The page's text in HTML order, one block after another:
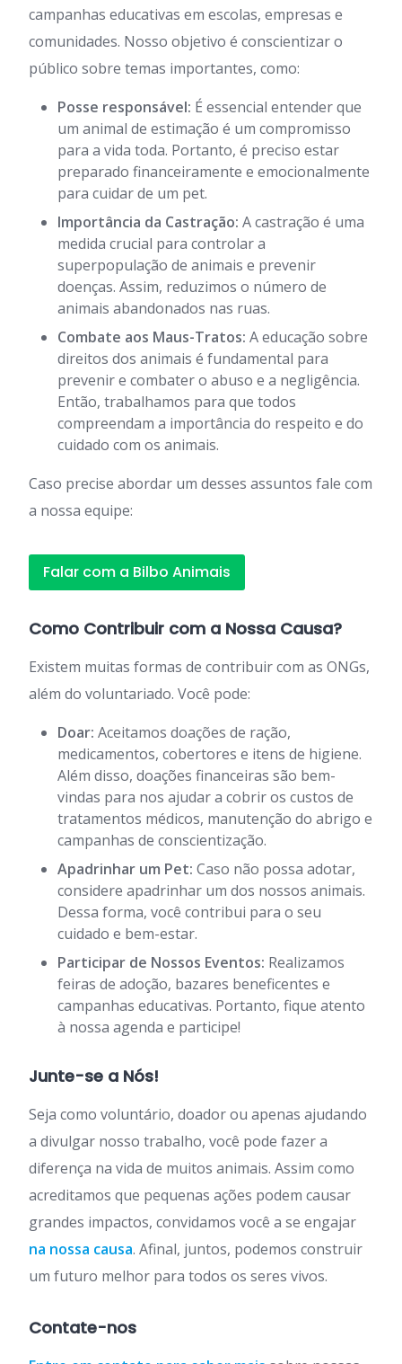
campanhas educativas em escolas, empresas e
comunidades. Nosso objetivo é conscientizar o
público sobre temas importantes, como:
Posse responsável: É essencial entender que
um animal de estimação é um compromisso
para a vida toda. Portanto, é preciso estar
preparado financeiramente e emocionalmente
para cuidar de um pet.
Importância da Castração: A castração é uma
medida crucial para controlar a
superpopulação de animais e prevenir
doenças. Assim, reduzimos o número de
animais abandonados nas ruas.
Combate aos Maus-Tratos: A educação sobre
direitos dos animais é fundamental para
prevenir e combater o abuso e a negligência.
Então, trabalhamos para que todos
compreendam a importância do respeito e do
cuidado com os animais.
Caso precise abordar um desses assuntos fale com
a nossa equipe:
Falar com a Bilbo Animais
Como Contribuir com a Nossa Causa?
Existem muitas formas de contribuir com as ONGs,
além do voluntariado. Você pode:
Doar: Aceitamos doações de ração,
medicamentos, cobertores e itens de higiene.
Além disso, doações financeiras são bem-
vindas para nos ajudar a cobrir os custos de
tratamentos médicos, manutenção do abrigo e
campanhas de conscientização.
Apadrinhar um Pet: Caso não possa adotar,
considere apadrinhar um dos nossos animais.
Dessa forma, você contribui para o seu
cuidado e bem-estar.
Participar de Nossos Eventos: Realizamos
feiras de adoção, bazares beneficentes e
campanhas educativas. Portanto, fique atento
à nossa agenda e participe!
Junte-se a Nós!
Seja como voluntário, doador ou apenas ajudando
a divulgar nosso trabalho, você pode fazer a
diferença na vida de muitos animais. Assim como
acreditamos que pequenas ações podem causar
grandes impactos, convidamos você a se engajar
na nossa causa. Afinal, juntos, podemos construir
um futuro melhor para todos os seres vivos.
Contate-nos